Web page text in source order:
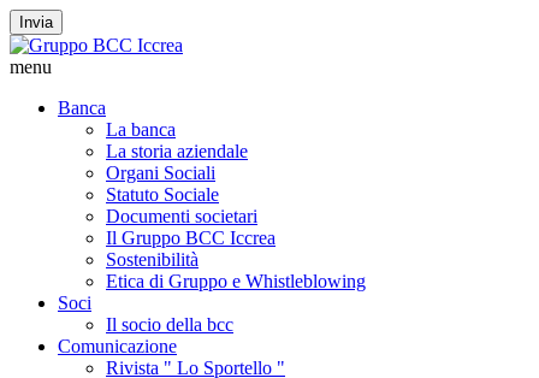
Invia
menu
Banca
La banca
La storia aziendale
Organi Sociali
Statuto Sociale
Documenti societari
Il Gruppo BCC Iccrea
Sostenibilità
Etica di Gruppo e Whistleblowing
Soci
Il socio della bcc
Comunicazione
Rivista " Lo Sportello "